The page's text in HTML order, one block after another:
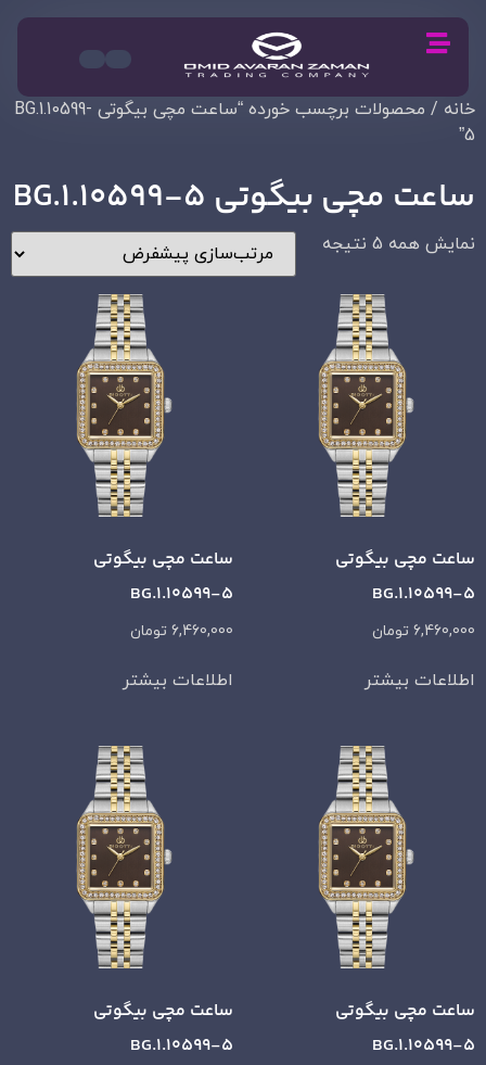
خانه
/ محصولات برچسب خورده “ساعت مچی بیگوتی BG.1.10599-
5”
ساعت مچی بیگوتی BG.1.10599-5
نمایش همه 5 نتیجه
ساعت مچی بیگوتی
BG.1.10599-5
6,460,000 تومان
اطلاعات بیشتر
ساعت مچی بیگوتی
BG.1.10599-5
6,460,000 تومان
اطلاعات بیشتر
ساعت مچی بیگوتی
BG.1.10599-5
ساعت مچی بیگوتی
BG.1.10599-5